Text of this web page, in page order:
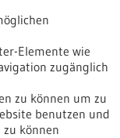
Elemente wie
zugänglich
zu können um zu
benutzen und
können